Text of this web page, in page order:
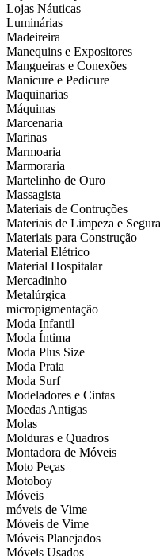
Lojas Náuticas
Luminárias
Madeireira
Manequins e Expositores
Mangueiras e Conexões
Manicure e Pedicure
Maquinarias
Máquinas
Marcenaria
Marinas
Marmoaria
Marmoraria
Martelinho de Ouro
Massagista
Materiais de Contruções
Materiais de Limpeza e
Materiais para Construção
Material Elétrico
Material Hospitalar
Mercadinho
Metalúrgica
micropigmentação
Moda Infantil
Moda Íntima
Moda Plus Size
Moda Praia
Moda Surf
Modeladores e Cintas
Moedas Antigas
Molas
Molduras e Quadros
Montadora de Móveis
Moto Peças
Motoboy
Móveis
móveis de Vime
Móveis de Vime
Móveis Planejados
Móveis Usados